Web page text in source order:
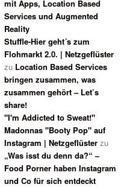
mit Apps, Location Based
Services und Augmented
Reality
Stuffle-Hier geht´s zum
Flohmarkt 2.0. | Netzgeflüster
zu Location Based Services
bringen zusammen, was
zusammen gehört – Let’s
share!
"I'm Addicted to Sweat!"
Madonnas "Booty Pop" auf
Instagram | Netzgeflüster zu
„Was isst du denn da?“ –
Food Porner haben Instagram
und Co für sich entdeckt